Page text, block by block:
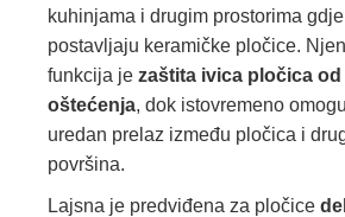
kuhinjama i drugim prostorima
postavljaju keramičke pločice.
funkcija je zaštita ivica pločica od
oštećenja, dok istovremeno
uredan prelaz između pločica i
površina.
Lajsna je predviđena za pločice